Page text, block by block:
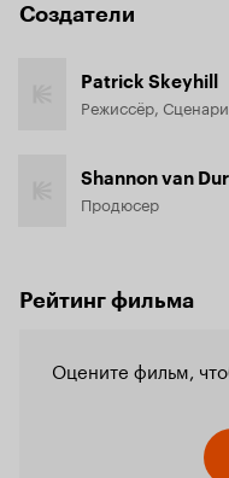
Создатели
Patrick Skeyhill
Режиссёр,
Shannon van
Продюсер
Рейтинг фильма
Оцените фильм,